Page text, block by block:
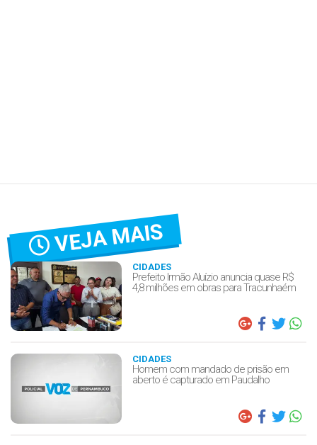
VEJA MAIS
CIDADES
Prefeito Irmão Aluízio anuncia quase R$
4,8 milhões em obras para Tracunhaém
CIDADES
Homem com mandado de prisão em
aberto é capturado em Paudalho